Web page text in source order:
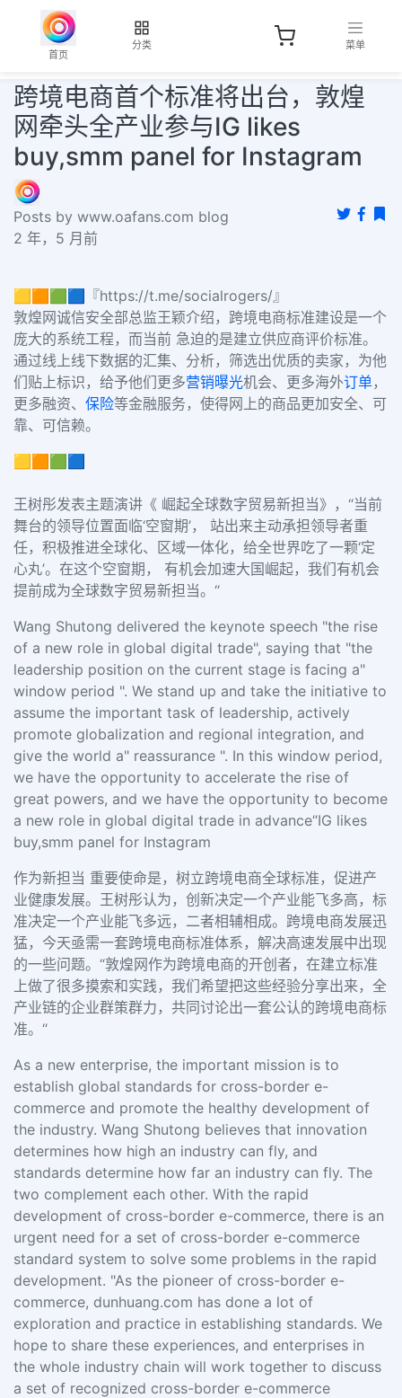
首页
分类 菜单
跨境电商首个标准将出台，敦煌
网牵头全产业参与IG likes
buy,smm panel for Instagram
Posts by www.oafans.com blog
2 年，5 月前
🟨🟧🟩🟦『https://t.me/socialrogers/』
敦煌网诚信安全部总监王颖介绍，跨境电商标准建设是一个
庞大的系统工程，而当前 急迫的是建立供应商评价标准。
通过线上线下数据的汇集、分析，筛选出优质的卖家，为他
们贴上标识，给予他们更多营销曝光机会、更多海外订单，
更多融资、 保险等金融服务，使得网上的商品更加安全、可
靠、可信赖。
🟨🟧🟩🟦
王树彤发表主题演讲《 崛起全球数字贸易新担当》，“当前
舞台的领导位置面临‘空窗期’， 站出来主动承担领导者重
任，积极推进全球化、区域一体化，给全世界吃了一颗‘定
心丸’。在这个空窗期， 有机会加速大国崛起，我们有机会
提前成为全球数字贸易新担当。“
Wang Shutong delivered the keynote speech "the rise
of a new role in global digital trade", saying that "the
leadership position on the current stage is facing a"
window period ". We stand up and take the initiative to
assume the important task of leadership, actively
promote globalization and regional integration, and
give the world a" reassurance ". In this window period,
we have the opportunity to accelerate the rise of
great powers, and we have the opportunity to become
a new role in global digital trade in advance“IG likes
buy,smm panel for Instagram
作为新担当 重要使命是，树立跨境电商全球标准，促进产
业健康发展。王树彤认为，创新决定一个产业能飞多高，标
准决定一个产业能飞多远，二者相辅相成。跨境电商发展迅
猛，今天亟需一套跨境电商标准体系，解决高速发展中出现
的一些问题。“敦煌网作为跨境电商的开创者，在建立标准
上做了很多摸索和实践，我们希望把这些经验分享出来，全
产业链的企业群策群力，共同讨论出一套公认的跨境电商标
准。“
As a new enterprise, the important mission is to
establish global standards for cross-border e-
commerce and promote the healthy development of
the industry. Wang Shutong believes that innovation
determines how high an industry can fly, and
standards determine how far an industry can fly. The
two complement each other. With the rapid
development of cross-border e-commerce, there is an
urgent need for a set of cross-border e-commerce
standard system to solve some problems in the rapid
development. "As the pioneer of cross-border e-
commerce, dunhuang.com has done a lot of
exploration and practice in establishing standards. We
hope to share these experiences, and enterprises in
the whole industry chain will work together to discuss
a set of recognized cross-border e-commerce